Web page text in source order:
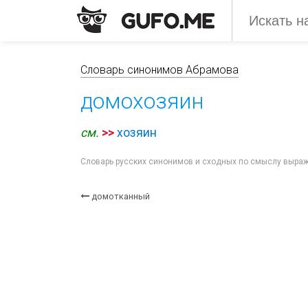
Словарь синонимов Абрамова
домохозяин
см. >> хозяин
Словарь русских синонимов и сходных по смыслу
домотканный